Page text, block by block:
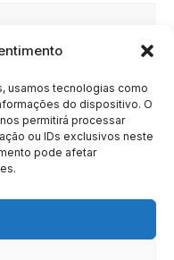
usamos tecnologias como
do dispositivo. O
permitirá processar
ou IDs exclusivos neste
pode afetar